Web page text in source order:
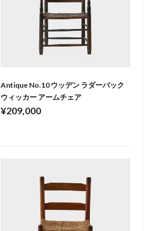
Antique No.10 ウッデン ラダーバック
ウィッカー アームチェア
¥209,000